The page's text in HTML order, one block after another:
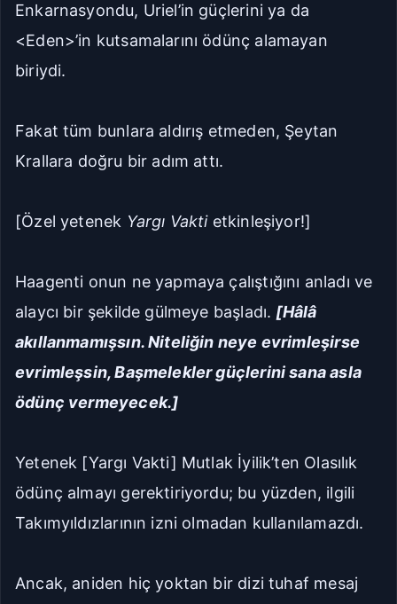
Enkarnasyondu, Uriel’in güçlerini ya da
<Eden>’in kutsamalarını ödünç alamayan
biriydi.
Fakat tüm bunlara aldırış etmeden, Şeytan
Krallara doğru bir adım attı.
[Özel yetenek Yargı Vaktietkinleşiyor!]
Haagenti onun ne yapmaya çalıştığını anladı ve
alaycı bir şekilde gülmeye başladı. [Hâlâ
akıllanmamışsın. Niteliğin neye evrimleşirse
evrimleşsin, Başmelekler güçlerini sana asla
ödünç vermeyecek.]
Yetenek [Yargı Vakti] Mutlak İyilik’ten Olasılık
ödünç almayı gerektiriyordu; bu yüzden, ilgili
Takımyıldızlarının izni olmadan kullanılamazdı.
Ancak, aniden hiç yoktan bir dizi tuhaf mesaj